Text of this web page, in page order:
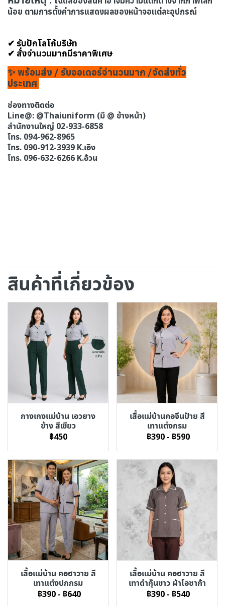
น้อย ตามการตั้งค่าการแสดงผลของหน้าจอแต่ละอุปกรณ์
✔ รับปักโลโก้บริษัท
✔ สั่งจำนวนมากมีราคาพิเศษ
✨ พร้อมส่ง / รับออเดอร์จำนวนมาก /จัดส่งทั่ว
ประเทศ
ช่องทางติดต่อ
Line@: @Thaiuniform (มี @ ข้างหน้า)
สำนักงานใหญ่ 02-933-6858
โทร. 094-962-8965
โทร. 090-912-3939 K.เอิง
โทร. 096-632-6266 K.อ้วน
สินค้าที่เกี่ยวข้อง
กางเกงแม่บ้าน เอวยาง
ข้าง สีเขียว
฿450
เสื้อแม่บ้านคอจีนป้าย สี
เทาแต่งกรม
฿390 - ฿590
เสื้อแม่บ้าน คอฮาวาย สี
เทาแต่งปกกรม
฿390 - ฿640
เสื้อแม่บ้าน คอฮาวาย สี
เทาดำกุ๊นขาว ผ้าโอซาก้า
฿390 - ฿540